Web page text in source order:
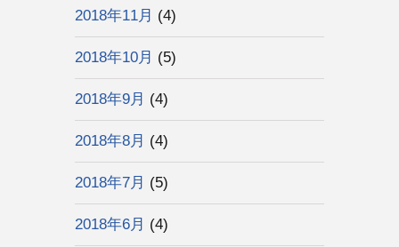
2018年11月 (4)
2018年10月 (5)
2018年9月 (4)
2018年8月 (4)
2018年7月 (5)
2018年6月 (4)